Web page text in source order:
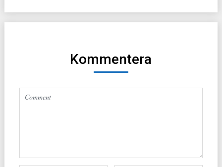
Kommentera